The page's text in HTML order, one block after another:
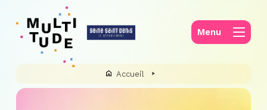
Menu
Accueil
Panneau de gestion des cookies